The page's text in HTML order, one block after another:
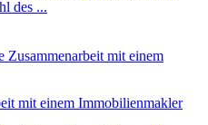
des ...
mit einem Immobilienmakler